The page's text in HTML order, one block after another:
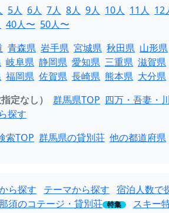
5人 6人 7人 8人 9人 10人 11人 12
40人〜 50人〜
青森県 岩手県 宮城県 秋田県 山形県
岐阜県 静岡県 愛知県 三重県 滋賀県
福岡県 佐賀県 長崎県 熊本県 大分県
定なし）
群馬県TOP 四万・吾妻・
探す
索TOP 群馬県の貸別荘 他の都道府県
ら探す テーマから探す 宿泊人数で
須のコテージ・貸別荘 特集 スキー